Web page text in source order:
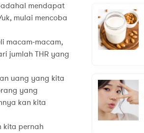
mendapat
mulai mencoba
macam-macam,
jumlah THR yang
uang yang kita
yang
kan kita
kita pernah